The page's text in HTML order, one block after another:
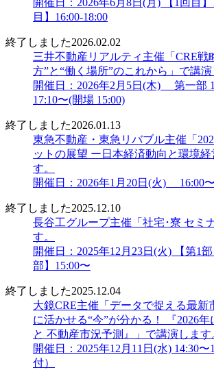
開催日：2026年6月8日(月) 【1回目】
目】16:00-18:00
終了しました2026.02.02
三井不動産リアルティ主催「CRE戦
方”と“働く場所”のこれから」で講演
開催日：2026年2月5日(木) 第一部
17:10〜(開場 15:00)
終了しました2026.01.13
東急不動産・東急リバブル主催「
ットの展望 ー日本経済動向と環境経
す。
開催日：2026年1月20日(火) 16:00
終了しました2025.12.10
長谷工グループ主催「社宅･寮 セミ
す。
開催日：2025年12月23日(火) 【第1
部】15:00〜
終了しました2025.12.04
大鏡CRE主催「データで捉える最
に活かせる“今”が分かる！ 『2026
と 不動産市況予測』」で講演します
開催日：2025年12月11日(水) 14:30〜
付）